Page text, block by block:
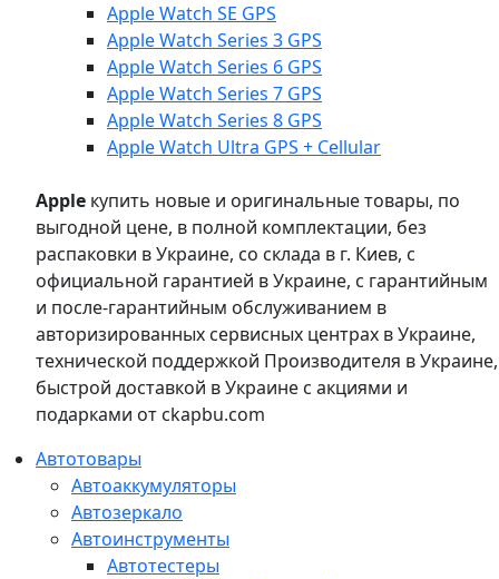
Apple Watch SE GPS
Apple Watch Series 3 GPS
Apple Watch Series 6 GPS
Apple Watch Series 7 GPS
Apple Watch Series 8 GPS
Apple Watch Ultra GPS + Cellular
Apple купить новые и оригинальные товары, по
выгодной цене, в полной комплектации, без
распаковки в Украине, со склада в г. Киев, с
официальной гарантией в Украине, с гарантийным
и после-гарантийным обслуживанием в
авторизированных сервисных центрах в Украине,
технической поддержкой Производителя в Украине,
быстрой доставкой в Украине с акциями и
подарками от ckapbu.com
Автотовары
Автоаккумуляторы
Автозеркало
Автоинструменты
Автотестеры